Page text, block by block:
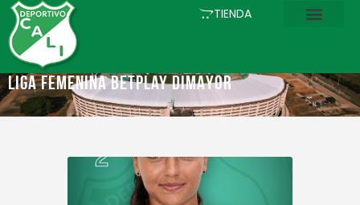
TIENDA
Liga Femenina BetPlay DIMAYOR
INICIO
COMUNICACIONES
EL CLUB
FÚTBOL
ESTADIO
ASOCIADOS